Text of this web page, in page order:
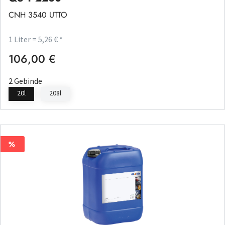
CNH 3540 UTTO
1 Liter = 5,26 € *
Regulärer Preis:
106,00 €
2 Gebinde
20l 208l
%
%